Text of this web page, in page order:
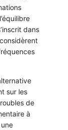
dans
sur les
de
à